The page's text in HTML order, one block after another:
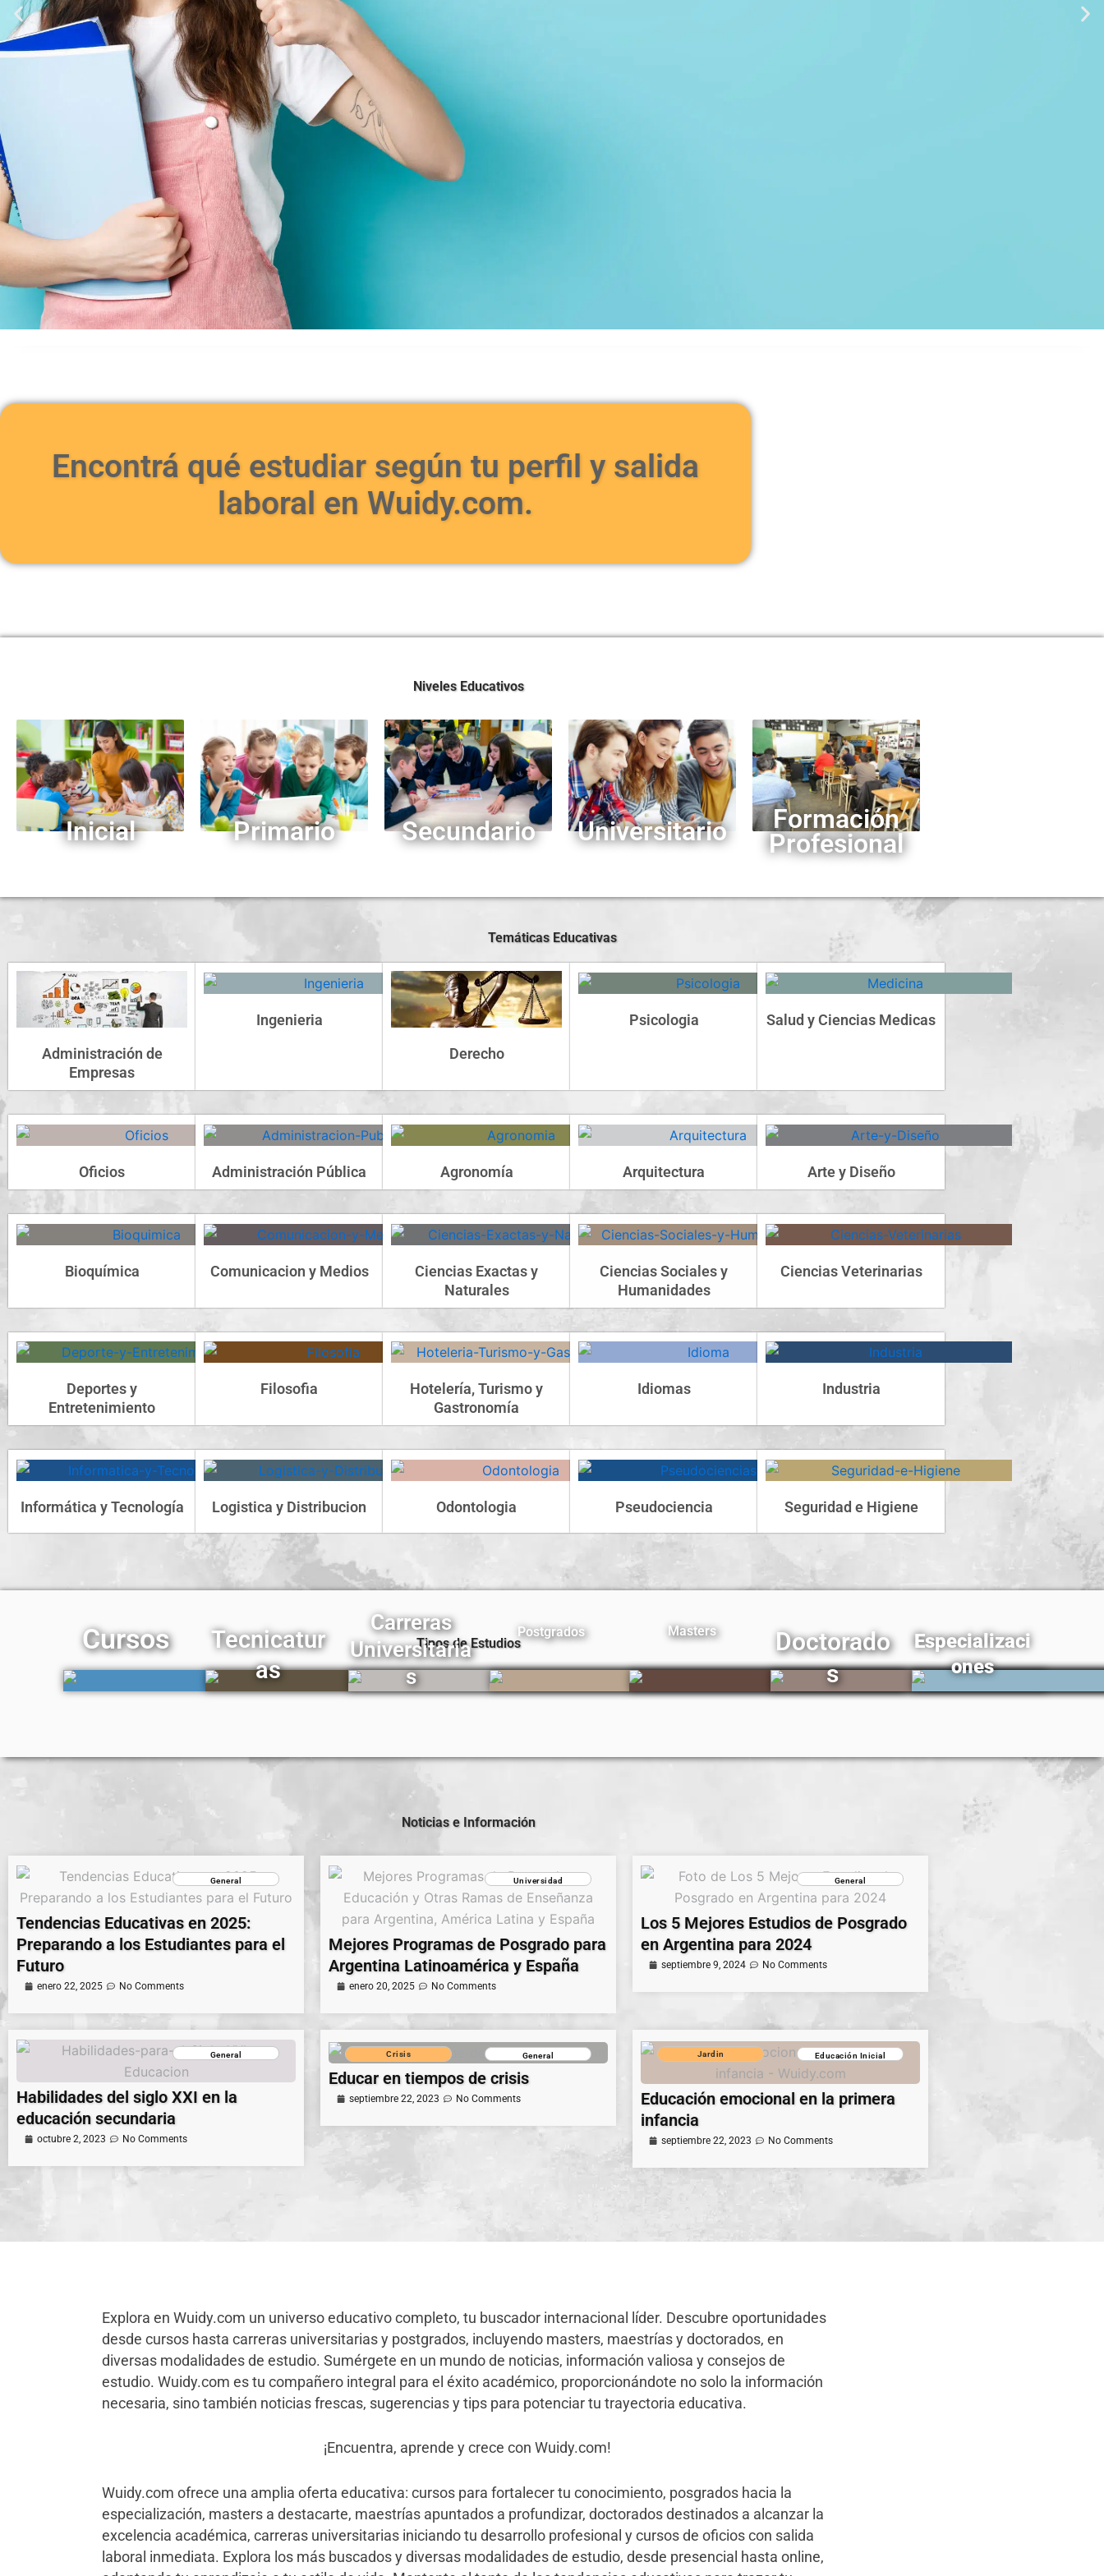
Tu formación empieza
nuevas oportunidades laborales.
Encontrá qué estudiar según tu perfil y salida
laboral en Wuidy.com.
Niveles Educativos
Inicial Primario Secundario Universitario Formación
Profesional
Temáticas Educativas
Administración de
Empresas
Ingenieria
Derecho
Psicologia Salud y Ciencias Medicas
Oficios Administración Pública Agronomía Arquitectura Arte y Diseño
Bioquímica Comunicacion y Medios
Ciencias Exactas y
Naturales
Ciencias Sociales y
Humanidades
Ciencias Veterinarias
Deportes y
Entretenimiento
Filosofia
Hotelería, Turismo y
Gastronomía
Idiomas Industria
Informática y Tecnología Logistica y Distribucion Odontologia Pseudociencia Seguridad e Higiene
Tipos de Estudios
Cursos
Tecnicatur
as
Carreras
Universitaria
s
Postgrados Masters
Doctorado
s
Especializaci
ones
Noticias e Información
General
Tendencias Educativas en 2025:
Preparando a los Estudiantes para el
Futuro
enero 22, 2025 No Comments
Universidad
Mejores Programas de Posgrado para
Argentina Latinoamérica y España
enero 20, 2025 No Comments
General
Los 5 Mejores Estudios de Posgrado
en Argentina para 2024
septiembre 9, 2024 No Comments
General
Habilidades del siglo XXI en la
educación secundaria
octubre 2, 2023 No Comments
Crisis General
Educar en tiempos de crisis
septiembre 22, 2023 No Comments
Jardin Educación Inicial
Educación emocional en la primera
infancia
septiembre 22, 2023 No Comments
Explora en Wuidy.com un universo educativo completo, tu buscador internacional líder. Descubre oportunidades
desde cursos hasta carreras universitarias y postgrados, incluyendo masters, maestrías y doctorados, en
diversas modalidades de estudio. Sumérgete en un mundo de noticias, información valiosa y consejos de
estudio. Wuidy.com es tu compañero integral para el éxito académico, proporcionándote no solo la información
necesaria, sino también noticias frescas, sugerencias y tips para potenciar tu trayectoria educativa.
¡Encuentra, aprende y crece con Wuidy.com!
Wuidy.com ofrece una amplia oferta educativa: cursos para fortalecer tu conocimiento, posgrados hacia la
especialización, masters a destacarte, maestrías apuntados a profundizar, doctorados destinados a alcanzar la
excelencia académica, carreras universitarias iniciando tu desarrollo profesional y cursos de oficios con salida
laboral inmediata. Explora los más buscados y diversas modalidades de estudio, desde presencial hasta online,